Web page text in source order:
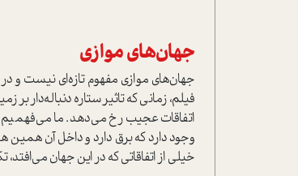
جهان‌های موازی
جهان‌های موازی مفهوم تازه‌ای نیست و
فیلم، زمانی که تاثیر ستاره دنباله‌دار
اتفاقات عجیب رخ می‌دهد. ما می‌فهمیم
وجود دارد که برق دارد و داخل آن
خیلی از اتفاقاتی که در این جهان می‌افتد،